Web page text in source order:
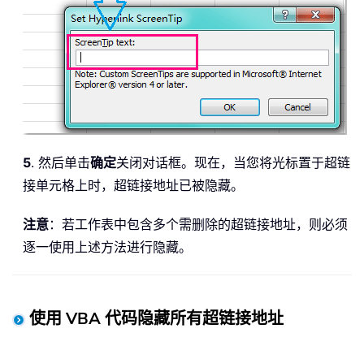
5. 然后单击确定关闭对话框。现在，当您将光标置于超链
接单元格上时，超链接地址已被隐藏。
注意：若工作表中包含多个需删除的超链接地址，则必须
逐一使用上述方法进行隐藏。
使用 VBA 代码隐藏所有超链接地址